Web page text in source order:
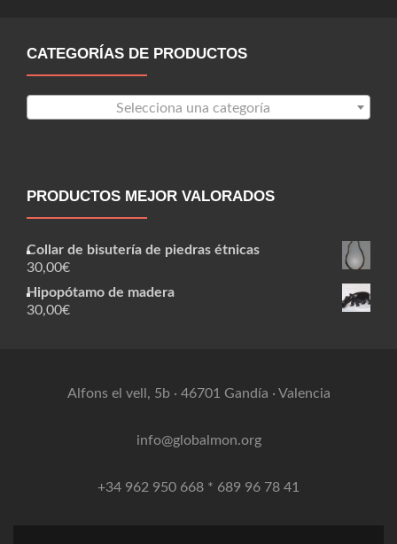
CATEGORÍAS DE PRODUCTOS
Selecciona una categoría
PRODUCTOS MEJOR VALORADOS
Collar de bisutería de piedras étnicas
30,00€
Hipopótamo de madera
30,00€
Alfons el vell, 5b · 46701 Gandía · Valencia
info@globalmon.org
+34 962 950 668 * 689 96 78 41